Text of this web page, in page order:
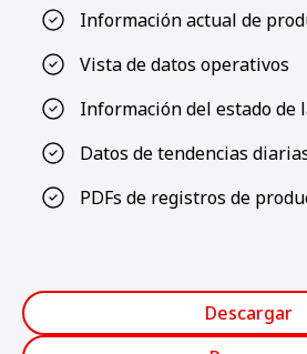
Información actual de
Vista de datos operativos
Información del estado de
Datos de tendencias
PDFs de registros de
Descargar